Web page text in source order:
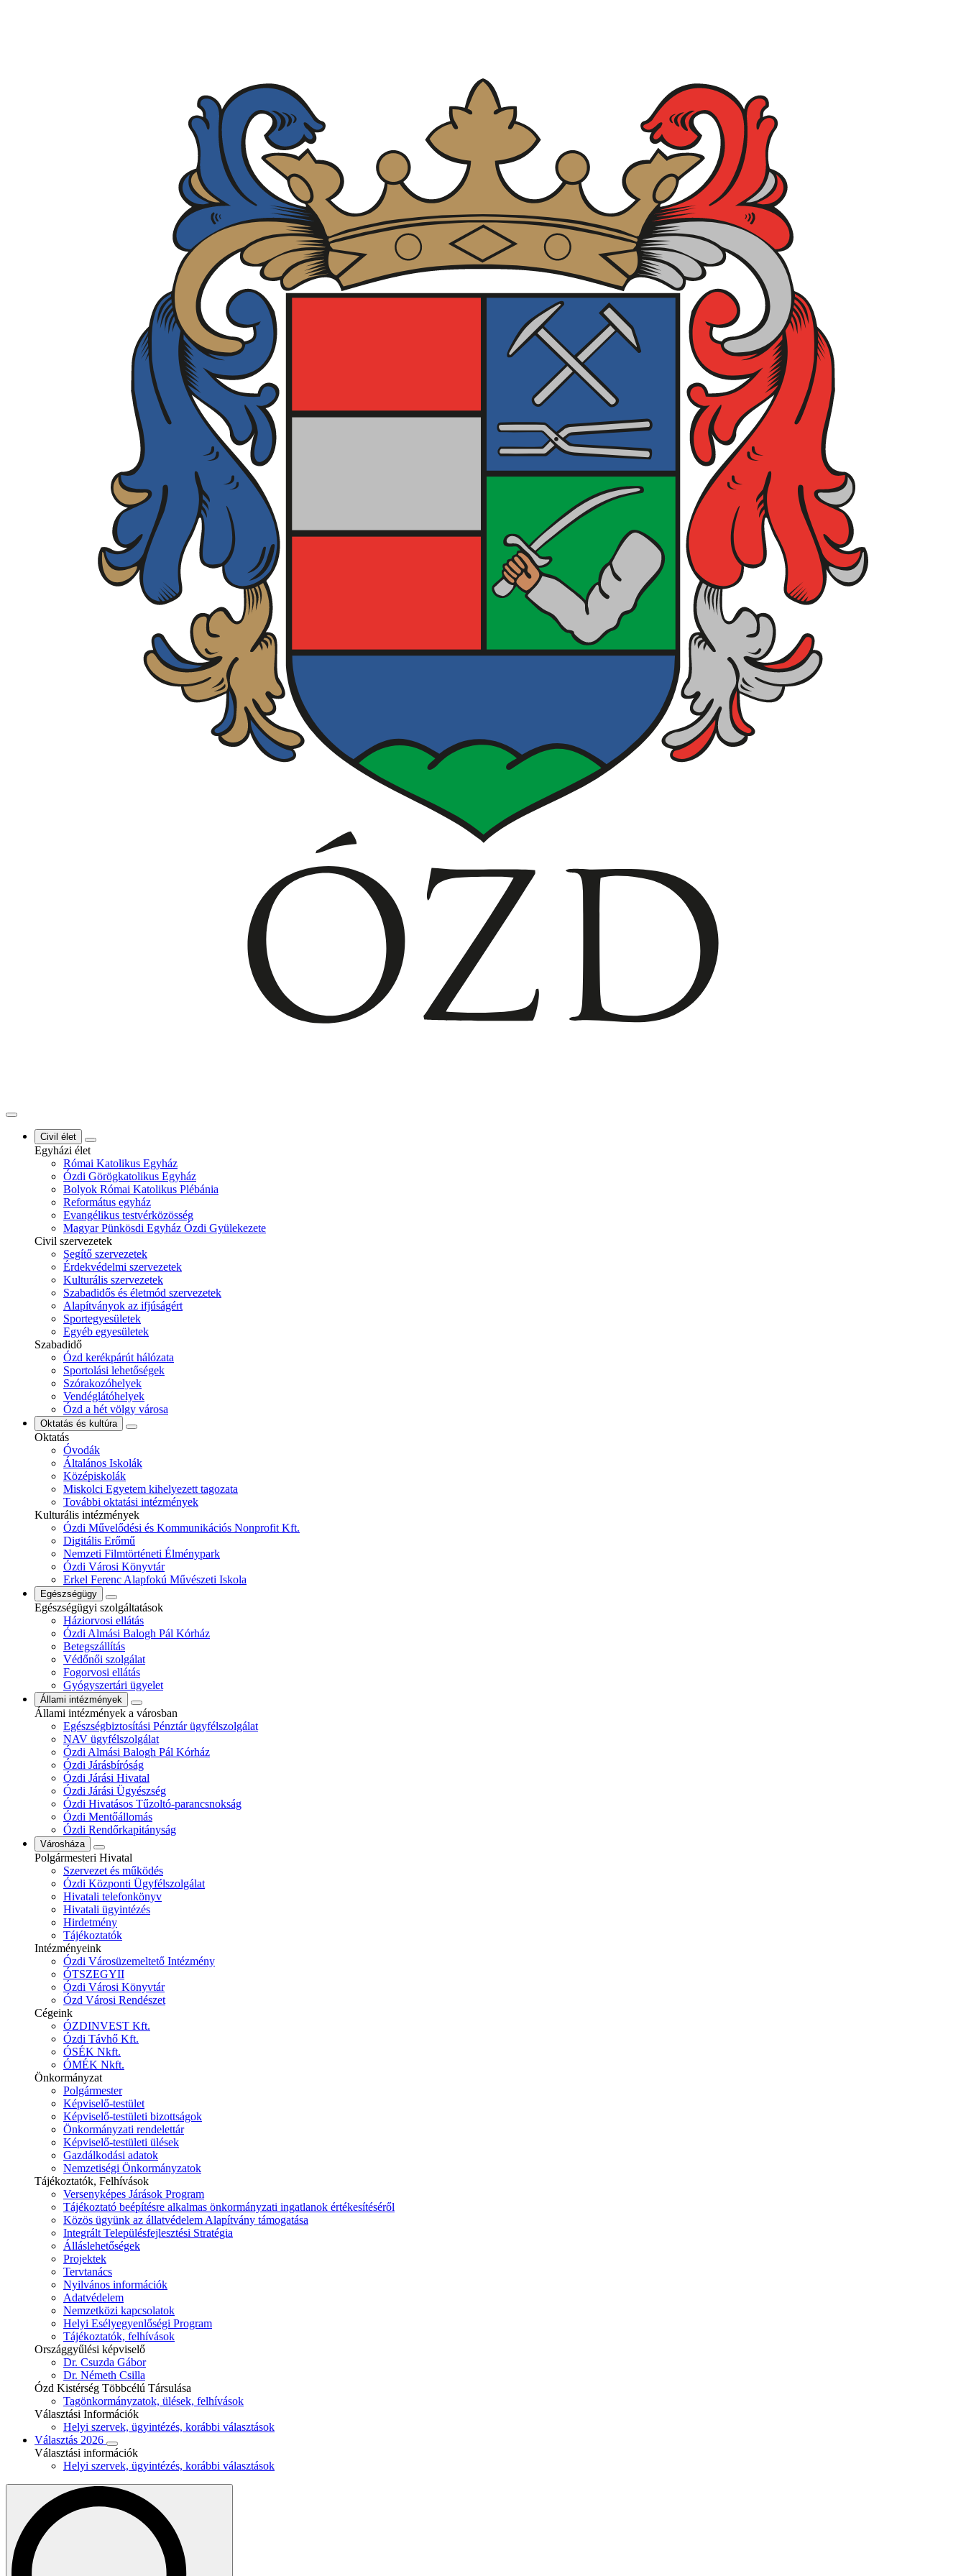
Civil élet
Egyházi élet
Római Katolikus Egyház
Ózdi Görögkatolikus Egyház
Bolyok Római Katolikus Plébánia
Református egyház
Evangélikus testvérközösség
Magyar Pünkösdi Egyház Ózdi Gyülekezete
Civil szervezetek
Segítő szervezetek
Érdekvédelmi szervezetek
Kulturális szervezetek
Szabadidős és életmód szervezetek
Alapítványok az ifjúságért
Sportegyesületek
Egyéb egyesületek
Szabadidő
Ózd kerékpárút hálózata
Sportolási lehetőségek
Szórakozóhelyek
Vendéglátóhelyek
Ózd a hét völgy városa
Oktatás és kultúra
Oktatás
Óvodák
Általános Iskolák
Középiskolák
Miskolci Egyetem kihelyezett tagozata
További oktatási intézmények
Kulturális intézmények
Ózdi Művelődési és Kommunikációs Nonprofit Kft.
Digitális Erőmű
Nemzeti Filmtörténeti Élménypark
Ózdi Városi Könyvtár
Erkel Ferenc Alapfokú Művészeti Iskola
Egészségügy
Egészségügyi szolgáltatások
Háziorvosi ellátás
Ózdi Almási Balogh Pál Kórház
Betegszállítás
Védőnői szolgálat
Fogorvosi ellátás
Gyógyszertári ügyelet
Állami intézmények
Állami intézmények a városban
Egészségbiztosítási Pénztár ügyfélszolgálat
NAV ügyfélszolgálat
Ózdi Almási Balogh Pál Kórház
Ózdi Járásbíróság
Ózdi Járási Hivatal
Ózdi Járási Ügyészség
Ózdi Hivatásos Tűzoltó-parancsnokság
Ózdi Mentőállomás
Ózdi Rendőrkapitányság
Városháza
Polgármesteri Hivatal
Szervezet és működés
Ózdi Központi Ügyfélszolgálat
Hivatali telefonkönyv
Hivatali ügyintézés
Hirdetmény
Tájékoztatók
Intézményeink
Ózdi Városüzemeltető Intézmény
ÓTSZEGYII
Ózdi Városi Könyvtár
Ózd Városi Rendészet
Cégeink
ÓZDINVEST Kft.
Ózdi Távhő Kft.
ÓSÉK Nkft.
ÓMÉK Nkft.
Önkormányzat
Polgármester
Képviselő-testület
Képviselő-testületi bizottságok
Önkormányzati rendelettár
Képviselő-testületi ülések
Gazdálkodási adatok
Nemzetiségi Önkormányzatok
Tájékoztatók, Felhívások
Versenyképes Járások Program
Tájékoztató beépítésre alkalmas önkormányzati ingatlanok értékesítéséről
Közös ügyünk az állatvédelem Alapítvány támogatása
Integrált Településfejlesztési Stratégia
Álláslehetőségek
Projektek
Tervtanács
Nyilvános információk
Adatvédelem
Nemzetközi kapcsolatok
Helyi Esélyegyenlőségi Program
Tájékoztatók, felhívások
Országgyűlési képviselő
Dr. Csuzda Gábor
Dr. Németh Csilla
Ózd Kistérség Többcélú Társulása
Tagönkormányzatok, ülések, felhívások
Választási Információk
Helyi szervek, ügyintézés, korábbi választások
Választás 2026
Választási információk
Helyi szervek, ügyintézés, korábbi választások